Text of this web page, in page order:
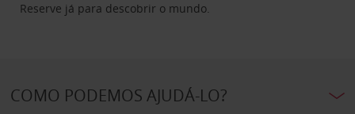
Reserve já para descobrir o mundo.
COMO PODEMOS AJUDÁ-LO?